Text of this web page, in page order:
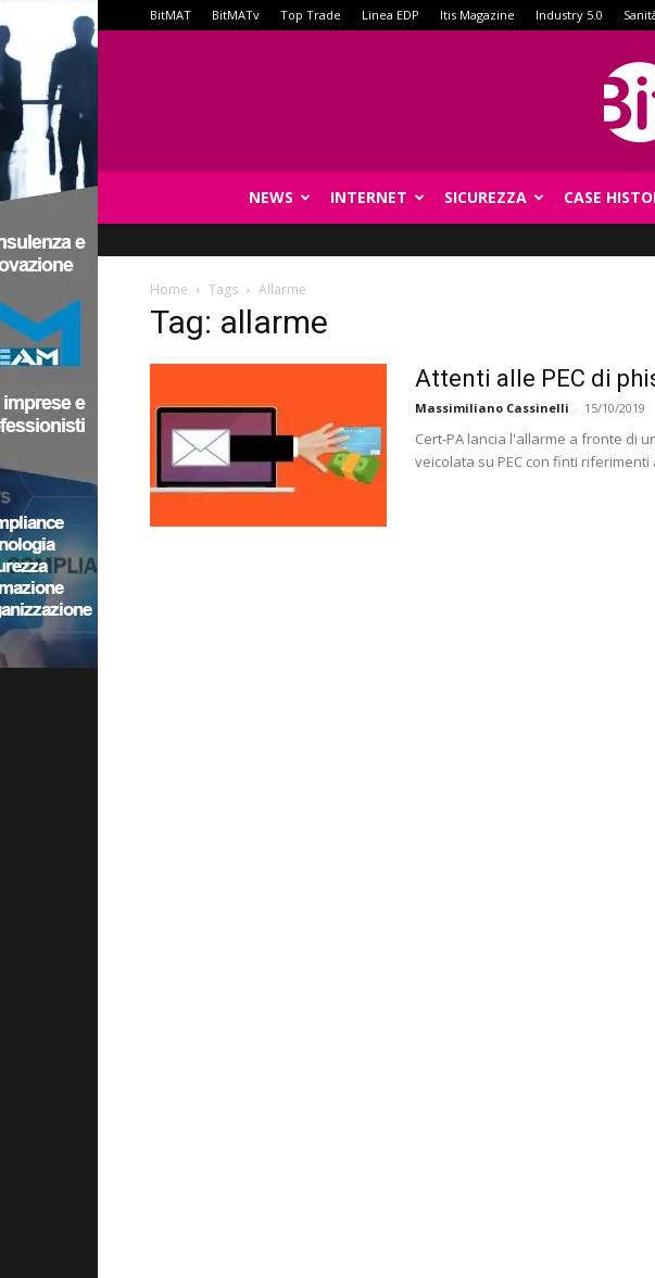
BitMAT BitMATv Top Trade Linea EDP Itis Magazine Industry 5.0
NEWS INTERNET SICUREZZA CASE
Home Tags Allarme
Tag: allarme
Attenti alle PEC di
Massimiliano Cassinelli - 15/10/2019
Cert-PA lancia l'allarme a fronte di
veicolata su PEC con finti